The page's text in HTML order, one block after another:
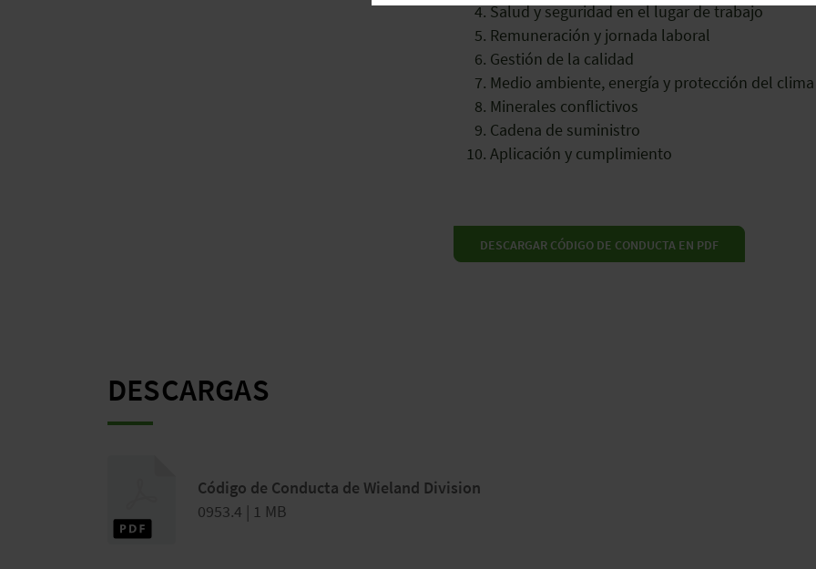
Salud y seguridad en el lugar de trabajo
Remuneración y jornada laboral
Gestión de la calidad
Medio ambiente, energía y protección del clima
Minerales conflictivos
Cadena de suministro
Aplicación y cumplimiento
DESCARGAR CÓDIGO DE CONDUCTA EN PDF
DESCARGAS
Código de Conducta de Wieland Division
0953.4 | 1 MB